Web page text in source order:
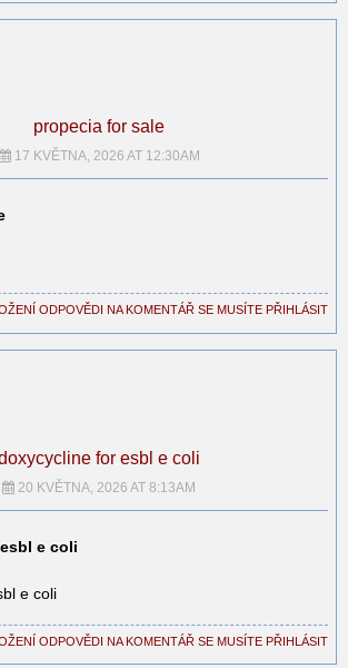
propecia for sale
17 KVĚTNA, 2026 AT 12:30AM
ODPOVĚDI NA KOMENTÁŘ SE MUSÍTE PŘIHLÁSIT
for esbl e coli
20 KVĚTNA, 2026 AT 8:13AM
e coli
e coli
ODPOVĚDI NA KOMENTÁŘ SE MUSÍTE PŘIHLÁSIT